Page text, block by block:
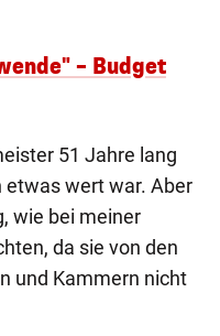
– Budget
51 Jahre lang
etwas wert war. Aber
wie bei meiner
da sie von den
und Kammern nicht